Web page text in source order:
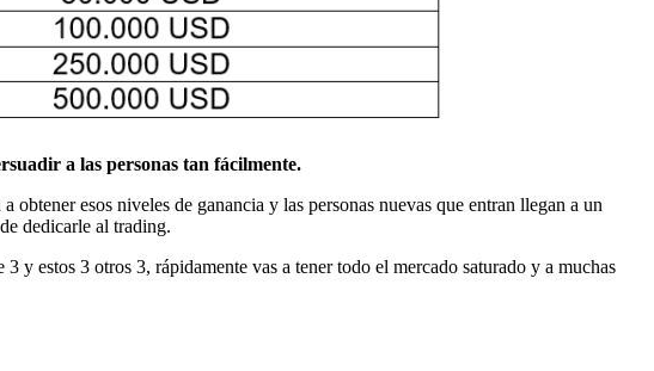
a las personas tan fácilmente.
esos niveles de ganancia y las personas nuevas que entran llegan a un
dedicarle al trading.
y estos 3 otros 3, rápidamente vas a tener todo el mercado saturado y a muchas